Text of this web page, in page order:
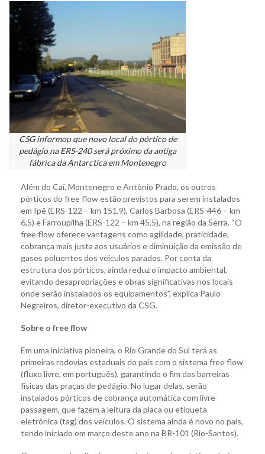
CSG informou que novo local do pórtico de
pedágio na ERS-240 será próximo da antiga
fábrica da Antarctica em Montenegro
Além do Caí, Montenegro e Antônio Prado, os outros
pórticos do free flow estão previstos para serem instalados
em Ipê (ERS-122 – km 151,9), Carlos Barbosa (ERS-446 – km
6,5) e Farroupilha (ERS-122 – km 45,5), na região da Serra. “O
free flow oferece vantagens como agilidade, praticidade,
cobrança mais justa aos usuários e diminuição da emissão de
gases poluentes dos veículos parados. Por conta da
estrutura dos pórticos, ainda reduz o impacto ambiental,
evitando desapropriações e obras significativas nos locais
onde serão instalados os equipamentos”, explica Paulo
Negreiros, diretor-executivo da CSG.
Sobre o free flow
Em uma iniciativa pioneira, o Rio Grande do Sul terá as
primeiras rodovias estaduais do país com o sistema free flow
(fluxo livre, em português), garantindo o fim das barreiras
físicas das praças de pedágio. No lugar delas, serão
instalados pórticos de cobrança automática com livre
passagem, que fazem a leitura da placa ou etiqueta
eletrônica (tag) dos veículos. O sistema ainda é novo no país,
tendo iniciado em março deste ano na BR-101 (Rio-Santos).